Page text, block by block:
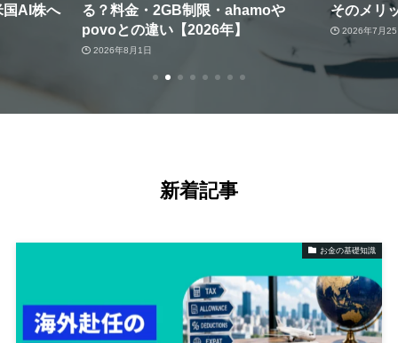
国AI株へ
る？料金・2GB制限・ahamoや
povoとの違い【2026年】
2026年8月1日
そのメリ
2026年7月25
新着記事
お金の基礎知識